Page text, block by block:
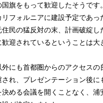
国旗をもって歓迎したそうです
リフォルニアに建設予定であっ
住民の猛反対の末、計画破綻
歓迎されているということは大
外にも首都圏からのアクセスの
され、プレゼンテーション後
決める会議を開くことなく、浦